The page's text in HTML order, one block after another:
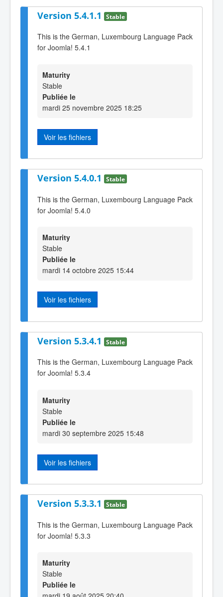
Version 5.4.1.1 Stable
This is the German, Luxembourg Language Pack
for Joomla! 5.4.1
Maturity
Stable
Publiée le
mardi 25 novembre 2025 18:25
Voir les fichiers
Version 5.4.0.1 Stable
This is the German, Luxembourg Language Pack
for Joomla! 5.4.0
Maturity
Stable
Publiée le
mardi 14 octobre 2025 15:44
Voir les fichiers
Version 5.3.4.1 Stable
This is the German, Luxembourg Language Pack
for Joomla! 5.3.4
Maturity
Stable
Publiée le
mardi 30 septembre 2025 15:48
Voir les fichiers
Version 5.3.3.1 Stable
This is the German, Luxembourg Language Pack
for Joomla! 5.3.3
Maturity
Stable
Publiée le